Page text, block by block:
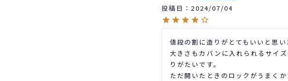
投稿日 2024/07/04
値段の割に造りがとてもいいと思い
大きさもカバンに入れられるサイ
りがたいです。
ただ開いたときのロックがうまく